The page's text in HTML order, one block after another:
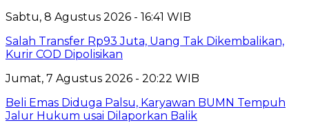
Sabtu, 8 Agustus 2026 - 16:41 WIB
Salah Transfer Rp93 Juta, Uang Tak Dikembalikan,
Kurir COD Dipolisikan
Jumat, 7 Agustus 2026 - 20:22 WIB
Beli Emas Diduga Palsu, Karyawan BUMN Tempuh
Jalur Hukum usai Dilaporkan Balik